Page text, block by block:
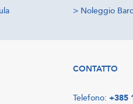
> Noleggio
CONTATTO
Telefono: +385